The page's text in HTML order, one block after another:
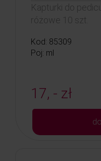
Kapturki do
różowe 10 szt.
Kod: 85309
Poj: ml
17, - zł